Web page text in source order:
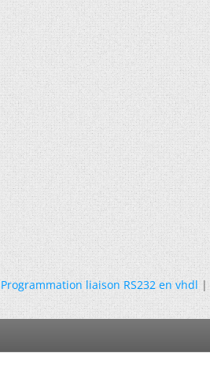
Programmation liaison RS232 en vhdl|